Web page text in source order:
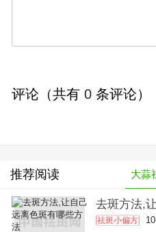
评论（共有 0 条评论）
推荐阅读 大蒜
去斑方法,
祛斑小偏方